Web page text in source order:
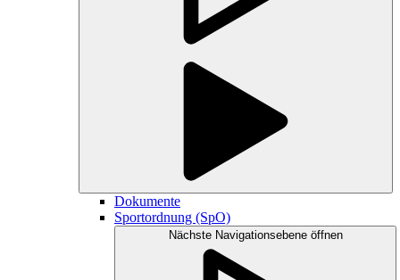
Dokumente
Sportordnung (SpO)
Nächste Navigationsebene öffnen